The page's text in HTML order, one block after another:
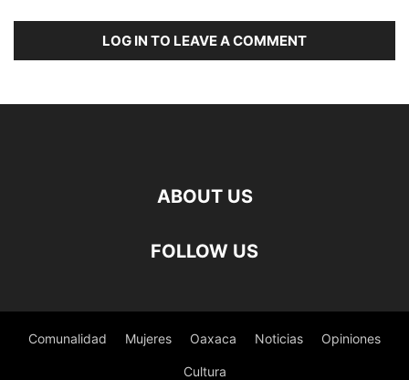
LOG IN TO LEAVE A COMMENT
ABOUT US
FOLLOW US
Comunalidad Mujeres Oaxaca Noticias Opiniones
Cultura